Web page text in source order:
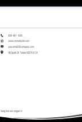
Voeg hier uw slogan in
your.email@company.com
48 South St. Tulare 93274.0 CA
www.mywebsite.com
608-967-1020